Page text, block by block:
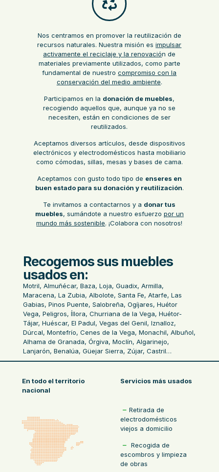
Nos centramos en promover la reutilización de
recursos naturales. Nuestra misión esimpulsar
activamente el reciclaje y la renovación de
materiales previamente utilizados, como parte
fundamental de nuestrocompromiso con la
conservación del medio ambiente.
Participamos en la donación de muebles,
recogiendo aquellos que, aunque ya no se
necesiten, están en condiciones de ser
reutilizados.
Aceptamos diversos artículos, desde dispositivos
electrónicos y electrodomésticos hasta mobiliario
como cómodas, sillas, mesas y bases de cama.
Aceptamos con gusto todo tipo de enseres en
buen estado para su donación y reutilización.
Te invitamos a contactarnos y a donar tus
muebles, sumándote a nuestro esfuerzo por un
mundo más sostenible. ¡Colabora con nosotros!
Recogemos sus muebles
usados en:
Motril, Almuñécar, Baza, Loja, Guadix, Armilla,
Maracena, La Zubia, Albolote, Santa Fe, Atarfe, Las
Gabias, Pinos Puente, Salobreña, Ogíjares, Huétor
Vega, Peligros, Íllora, Churriana de la Vega, Huétor-
Tájar, Huéscar, El Padul, Vegas del Genil, Iznalloz,
Dúrcal, Montefrío, Cenes de la Vega, Monachil, Albuñol,
Alhama de Granada, Órgiva, Moclín, Algarinejo,
Lanjarón, Benalúa, Güejar Sierra, Zújar, Castril…
En todo el territorio
nacional
Servicios más usados
Retirada de
electrodomésticos
viejos a domicilio
Recogida de
escombros y limpieza
de obras